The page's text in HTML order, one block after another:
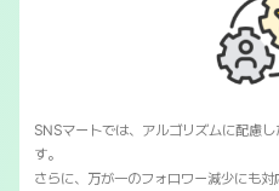
SNSマートでは、アルゴリズムに配慮し
す。
さらに、万が一のフォロワー減少にも